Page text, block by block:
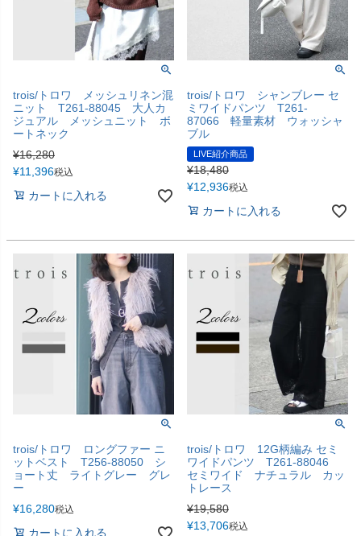
trois/トロワ メッシュリネン混
ニット T261-88045 大人カ
ジュアル メッシュニット ボ
ートネック
¥16,280
¥11,396税込
カートに入れる
trois/トロワ シャンブレー セ
ミワイドパンツ T261-
87066 軽量素材 ウォッシャ
ブル
LIVE紹介商品
¥18,480
¥12,936税込
カートに入れる
trois/トロワ ロングファー ニ
ットベスト T256-88050 シ
ョート丈 ライトグレー グレ
ー
¥16,280税込
カートに入れる
trois/トロワ 12G柄編み セミ
ワイドパンツ T261-88046
セミワイド ナチュラル カッ
トレース
¥19,580
¥13,706税込